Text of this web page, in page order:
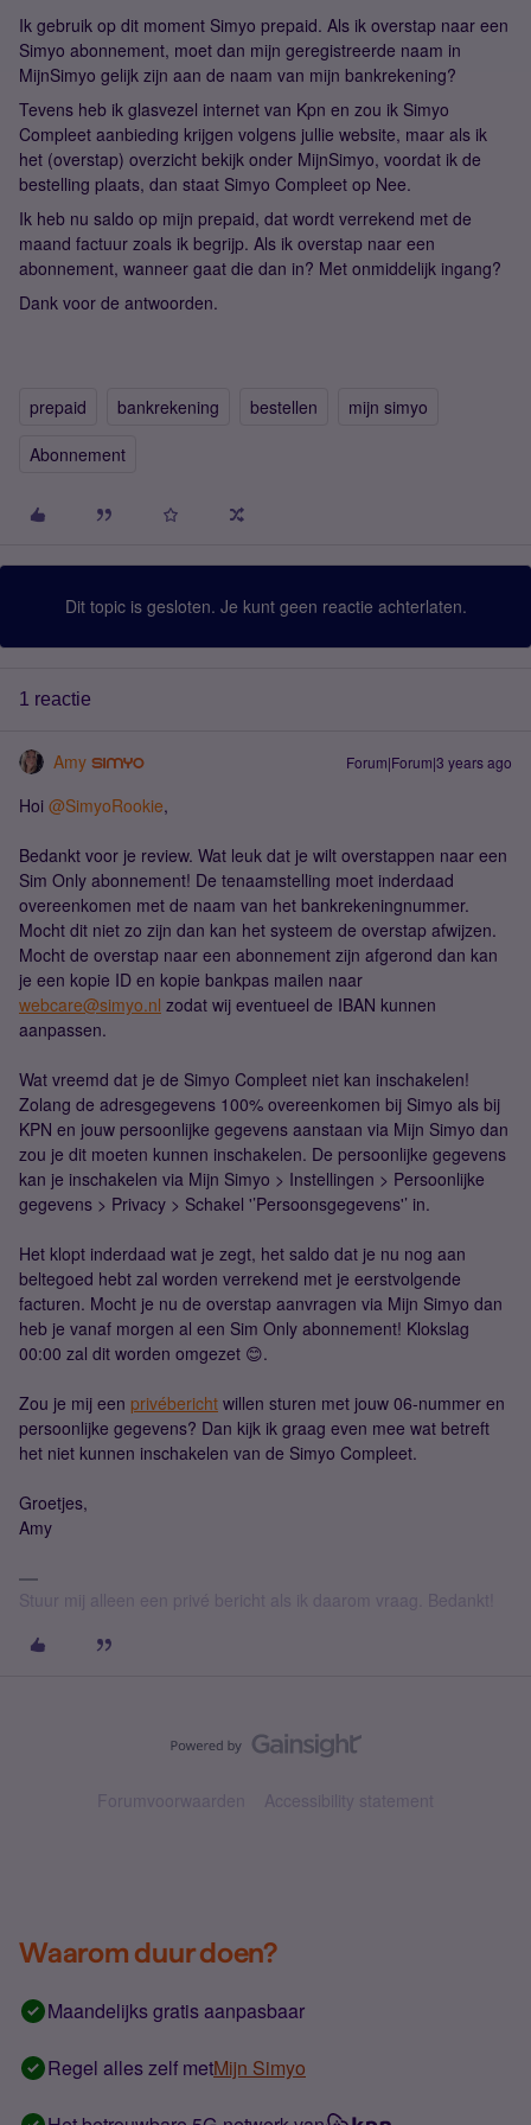
Ik gebruik op dit moment Simyo prepaid. Als ik overstap naar een
Simyo abonnement, moet dan mijn geregistreerde naam in
MijnSimyo gelijk zijn aan de naam van mijn bankrekening?
Tevens heb ik glasvezel internet van Kpn en zou ik Simyo
Compleet aanbieding krijgen volgens jullie website, maar als ik
het (overstap) overzicht bekijk onder MijnSimyo, voordat ik de
bestelling plaats, dan staat Simyo Compleet op Nee.
Ik heb nu saldo op mijn prepaid, dat wordt verrekend met de
maand factuur zoals ik begrijp. Als ik overstap naar een
abonnement, wanneer gaat die dan in? Met onmiddelijk ingang?
Dank voor de antwoorden.
prepaid bankrekening bestellen
mijn simyo
Abonnement
Dit topic is gesloten. Je kunt geen reactie achterlaten.
1 reactie
Amy Forum|Forum|3 years ago
Hoi @SimyoRookie,
Bedankt voor je review. Wat leuk dat je wilt overstappen naar een
Sim Only abonnement! De tenaamstelling moet inderdaad
overeenkomen met de naam van het bankrekeningnummer.
Mocht dit niet zo zijn dan kan het systeem de overstap afwijzen.
Mocht de overstap naar een abonnement zijn afgerond dan kan
je een kopie ID en kopie bankpas mailen naar
webcare@simyo.nl zodat wij eventueel de IBAN kunnen
aanpassen.
Wat vreemd dat je de Simyo Compleet niet kan inschakelen!
Zolang de adresgegevens 100% overeenkomen bij Simyo als bij
KPN en jouw persoonlijke gegevens aanstaan via Mijn Simyo dan
zou je dit moeten kunnen inschakelen. De persoonlijke gegevens
kan je inschakelen via Mijn Simyo > Instellingen > Persoonlijke
gegevens > Privacy > Schakel '’Persoonsgegevens'’ in.
Het klopt inderdaad wat je zegt, het saldo dat je nu nog aan
beltegoed hebt zal worden verrekend met je eerstvolgende
facturen. Mocht je nu de overstap aanvragen via Mijn Simyo dan
heb je vanaf morgen al een Sim Only abonnement! Klokslag
00:00 zal dit worden omgezet 😊.
Zou je mij een privébericht willen sturen met jouw 06-nummer en
persoonlijke gegevens? Dan kijk ik graag even mee wat betreft
het niet kunnen inschakelen van de Simyo Compleet.
Groetjes,
Amy
Stuur mij alleen een privé bericht als ik daarom vraag. Bedankt!
Forumvoorwaarden Accessibility statement
Waarom duur doen?
Maandelijks gratis aanpasbaar
Regel alles zelf metMijn Simyo